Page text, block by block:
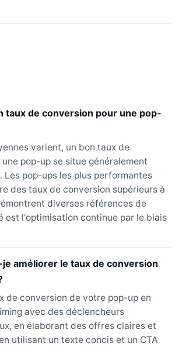
taux de conversion pour une pop-
varient, un bon taux de
pop-up se situe généralement
Les pop-ups les plus performantes
des taux de conversion supérieurs à
diverses références de
est l'optimisation continue par le biais
améliorer le taux de conversion
de conversion de votre pop-up en
avec des déclencheurs
en élaborant des offres claires et
utilisant un texte concis et un CTA